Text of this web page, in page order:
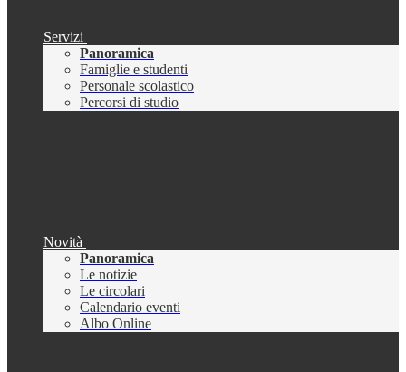
Servizi
Panoramica
Famiglie e studenti
Personale scolastico
Percorsi di studio
Novità
Panoramica
Le notizie
Le circolari
Calendario eventi
Albo Online